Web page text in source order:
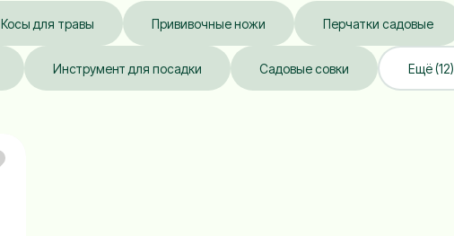
Косы для травы Прививочные ножи Перчатки садовые
Инструмент для посадки Садовые совки Ещё (12)